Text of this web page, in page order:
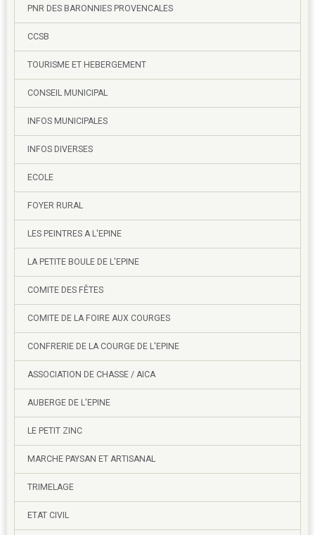
PNR DES BARONNIES PROVENCALES
CCSB
TOURISME ET HEBERGEMENT
CONSEIL MUNICIPAL
INFOS MUNICIPALES
INFOS DIVERSES
ECOLE
FOYER RURAL
LES PEINTRES A L'EPINE
LA PETITE BOULE DE L'EPINE
COMITE DES FÊTES
COMITE DE LA FOIRE AUX COURGES
CONFRERIE DE LA COURGE DE L'EPINE
ASSOCIATION DE CHASSE / AICA
AUBERGE DE L'EPINE
LE PETIT ZINC
MARCHE PAYSAN ET ARTISANAL
TRIMELAGE
ETAT CIVIL